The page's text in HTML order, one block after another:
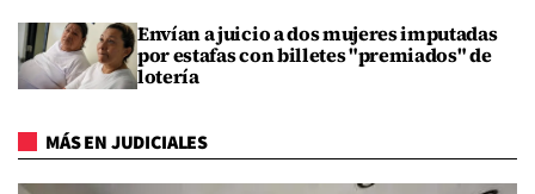
Envían a juicio a dos mujeres imputadas
por estafas con billetes "premiados" de
lotería
MÁS EN JUDICIALES